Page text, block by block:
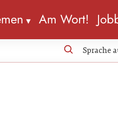
Am Wort!
Sprache